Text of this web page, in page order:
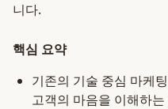
니다.
핵심 요약
기존의 기술 중심 마케
고객의 마음을 이해하는